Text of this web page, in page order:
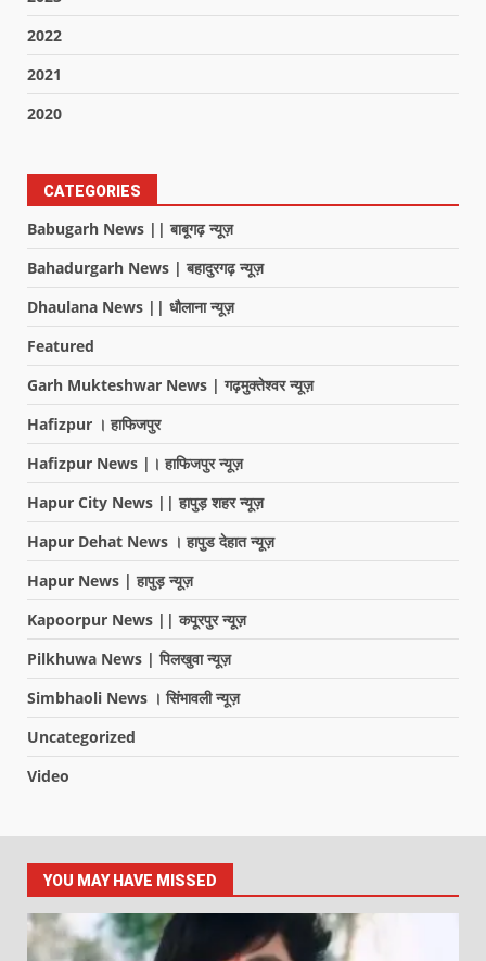
2022
2021
2020
CATEGORIES
Babugarh News || बाबूगढ़ न्यूज़
Bahadurgarh News | बहादुरगढ़ न्यूज़
Dhaulana News || धौलाना न्यूज़
Featured
Garh Mukteshwar News | गढ़मुक्तेश्वर न्यूज़
Hafizpur । हाफिजपुर
Hafizpur News |। हाफिजपुर न्यूज़
Hapur City News || हापुड़ शहर न्यूज़
Hapur Dehat News । हापुड देहात न्यूज़
Hapur News | हापुड़ न्यूज़
Kapoorpur News || कपूरपुर न्यूज़
Pilkhuwa News | पिलखुवा न्यूज़
Simbhaoli News । सिंभावली न्यूज़
Uncategorized
Video
YOU MAY HAVE MISSED